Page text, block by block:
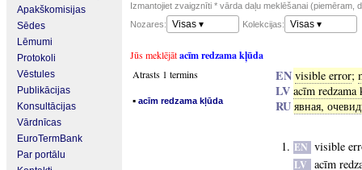
Apakškomisijas
Sēdes
Lēmumi
Protokoli
Vēstules
Publikācijas
Konsultācijas
Vārdnīcas
EuroTermBank
Par portālu
Izmantojiet zvaigznīti * vārda daļu meklēšanai (piemēram,
Nozares:
Visas ▾ Kolekcijas: Visas ▾
Jūs meklējātacīm redzama kļūda
Atrasts 1 termins
▪ acīm redzama kļūda
EN visible error;
LV acīm redzama
RU явная,
EN visible
LV acīm